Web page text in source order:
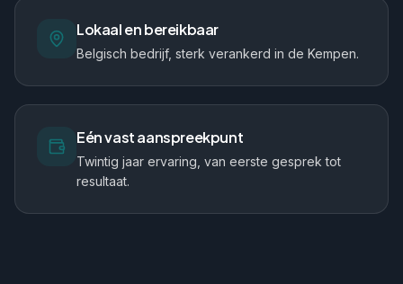
Lokaal en bereikbaar
Belgisch bedrijf, sterk verankerd in de Kempen.
Eén vast aanspreekpunt
Twintig jaar ervaring, van eerste gesprek tot
resultaat.